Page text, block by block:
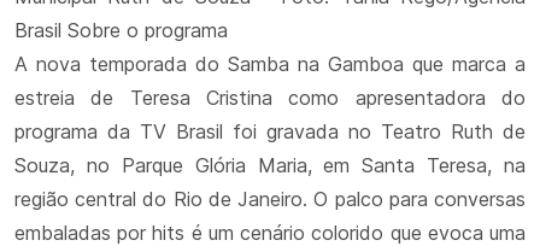
Brasil Sobre o programa
A nova temporada do Samba na Gamboa que marca a
estreia de Teresa Cristina como apresentadora do
programa da TV Brasil foi gravada no Teatro Ruth de
Souza, no Parque Glória Maria, em Santa Teresa, na
região central do Rio de Janeiro. O palco para conversas
embaladas por hits é um cenário colorido que evoca uma